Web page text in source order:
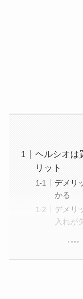
ヘルシオは
リット
デメリ
かる
デメリ
入れが